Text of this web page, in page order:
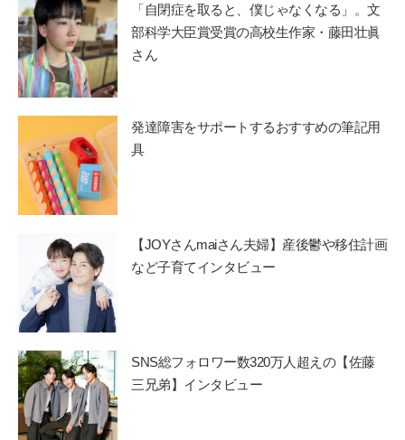
「自閉症を取ると、僕じゃなくなる」。文
部科学大臣賞受賞の高校生作家・藤田壮眞
さん
発達障害をサポートするおすすめの筆記用
具
【JOYさんmaiさん夫婦】産後鬱や移住計画
など子育てインタビュー
SNS総フォロワー数320万人超えの【佐藤
三兄弟】インタビュー